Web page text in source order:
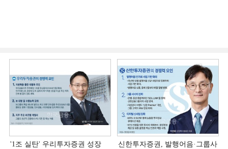
'1조 실탄' 우리투자증권 성장
신한투자증권, 발행어음·그룹사